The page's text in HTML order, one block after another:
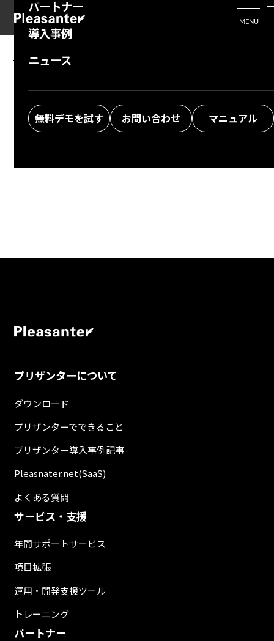
活用シーン
Enterprise Edition
パートナー
プリザンタービジネスを検討中の方
導入事例
ニュース
無料デモを試す お問い合わせ マニュアル
MENU
The specified information was not found.
プリザンターについて
ダウンロード
プリザンターでできること
プリザンター導入事例記事
Pleasnater.net(SaaS)
よくある質問
サービス・支援
年間サポートサービス
項目拡張
運用・開発支援ツール
トレーニング
パートナー